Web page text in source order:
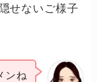
せないご様子
ンね